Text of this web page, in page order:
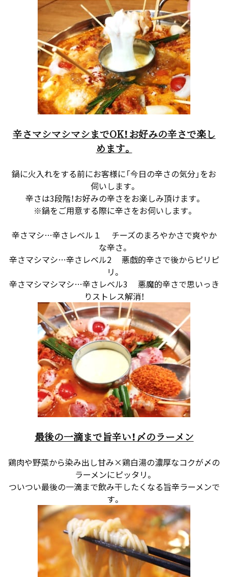
辛さマシマシマシまでOK！お好みの辛さで楽し
めます。
鍋に火入れをする前にお客様に「今日の辛さの気分」をお
伺いします。
辛さは3段階！お好みの辛さをお楽しみ頂けます。
※鍋をご用意する際に辛さをお伺いします。
辛さマシ…辛さレベル１ チーズのまろやかさで爽やか
な辛さ。
辛さマシマシ…辛さレベル2 悪戯的辛さで後からピリピ
リ。
辛さマシマシマシ…辛さレベル3 悪魔的辛さで思いっき
りストレス解消！
最後の一滴まで旨辛い！〆のラーメン
鶏肉や野菜から染み出し甘み×鶏白湯の濃厚なコクが〆の
ラーメンにピッタリ。
ついつい最後の一滴まで飲み干したくなる旨辛ラーメンで
す。